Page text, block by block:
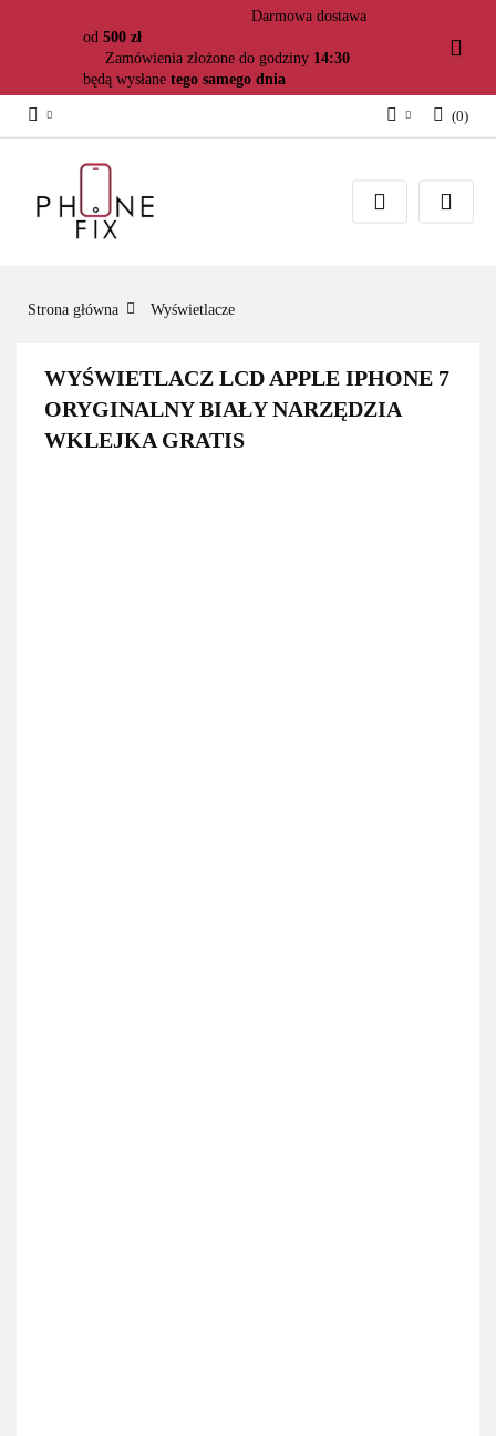
Darmowa dostawa
od 500 zł
Zamówienia złożone do godziny 14:30
będą wysłane tego samego dnia
Załóż konto
(0)
Strona główna Wyświetlacze
WYŚWIETLACZ LCD APPLE IPHONE 7
ORYGINALNY BIAŁY NARZĘDZIA
WKLEJKA GRATIS